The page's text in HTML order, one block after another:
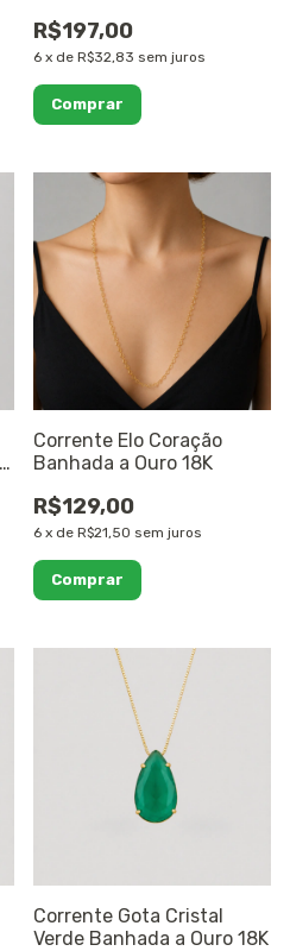
R$197,00
6 x de R$32,83 sem juros
Corrente Elo Coração
Banhada a Ouro 18K
R$129,00
6 x de R$21,50 sem juros
Corrente Gota Cristal
Verde Banhada a Ouro 18K